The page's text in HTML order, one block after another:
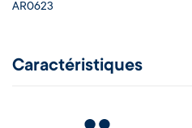
AR0623
Caractéristiques